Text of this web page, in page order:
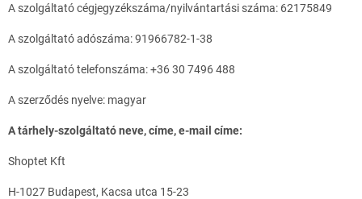
A szolgáltató cégjegyzékszáma/nyilvántartási száma: 62175849
A szolgáltató adószáma: 91966782-1-38
A szolgáltató telefonszáma: +36 30 7496 488
A szerződés nyelve: magyar
A tárhely-szolgáltató neve, címe, e-mail címe:
Shoptet Kft
H-1027 Budapest, Kacsa utca 15-23